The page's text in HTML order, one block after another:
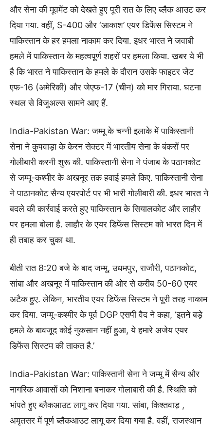
और सेना की मूवमेंट को देखते हुए पूरी रात के लिए ब्लैक आउट कर
दिया गया. वहीं, S-400 और ‘आकाश’ एयर डिफेंस सिस्टम ने
पाकिस्तान के हर हमला नाकाम कर दिया. इधर भारत ने जवाबी
हमले में पाकिस्तान के महत्वपूर्ण शहरों पर हमला किया. खबर ये भी
है कि भारत ने पाकिस्तान के हमले के दौरान उसके फाइटर जेट
एफ-16 (अमेरिकी) और जेएफ-17 (चीन) को मार गिराया. घटना
स्थल से विजुअल्स सामने आए हैं.
India-Pakistan War: जम्मू के चन्नी इलाके में पाकिस्तानी
सेना ने कुपवाड़ा के केरन सेक्टर में भारतीय सेना के बंकरों पर
गोलीबारी करनी शुरू की. पाकिस्तानी सेना ने पंजाब के पठानकोट
से जम्मू-कश्मीर के अखनूर तक हवाई हमले किए. पाकिस्तानी सेना
ने पाठानकोट सैन्य एयरपोर्ट पर भी भारी गोलीबारी की. इधर भारत ने
बदले की कार्रवाई करते हुए पाकिस्तान के सियालकोट और लाहौर
पर हमला बोला है. लाहौर के एयर डिफेंस सिस्टम को भारत दिन में
ही तबाह कर चुका था.
बीती रात 8:20 बजे के बाद जम्मू, उधमपुर, राजौरी, पठानकोट,
सांबा और अखनूर में पाकिस्तान की ओर से करीब 50-60 एयर
अटैक हुए. लेकिन, भारतीय एयर डिफेंस सिस्टम ने पूरी तरह नाकाम
कर दिया. जम्मू-कश्मीर के पूर्व DGP एसपी वैद ने कहा, ‘इतने बड़े
हमले के बावजूद कोई नुकसान नहीं हुआ, ये हमारे अजेय एयर
डिफेंस सिस्टम की ताकत है.’
India-Pakistan War: पाकिस्तानी सेना ने जम्मू में सैन्य और
नागरिक आवासों को निशाना बनाकर गोलाबारी की है. स्थिति को
भांपते हुए ब्लैकआउट लागू कर दिया गया. सांबा, किश्तवाड़ ,
अमृतसर में पूर्ण ब्लैकआउट लागू कर दिया गया है. वहीं, राजस्थान